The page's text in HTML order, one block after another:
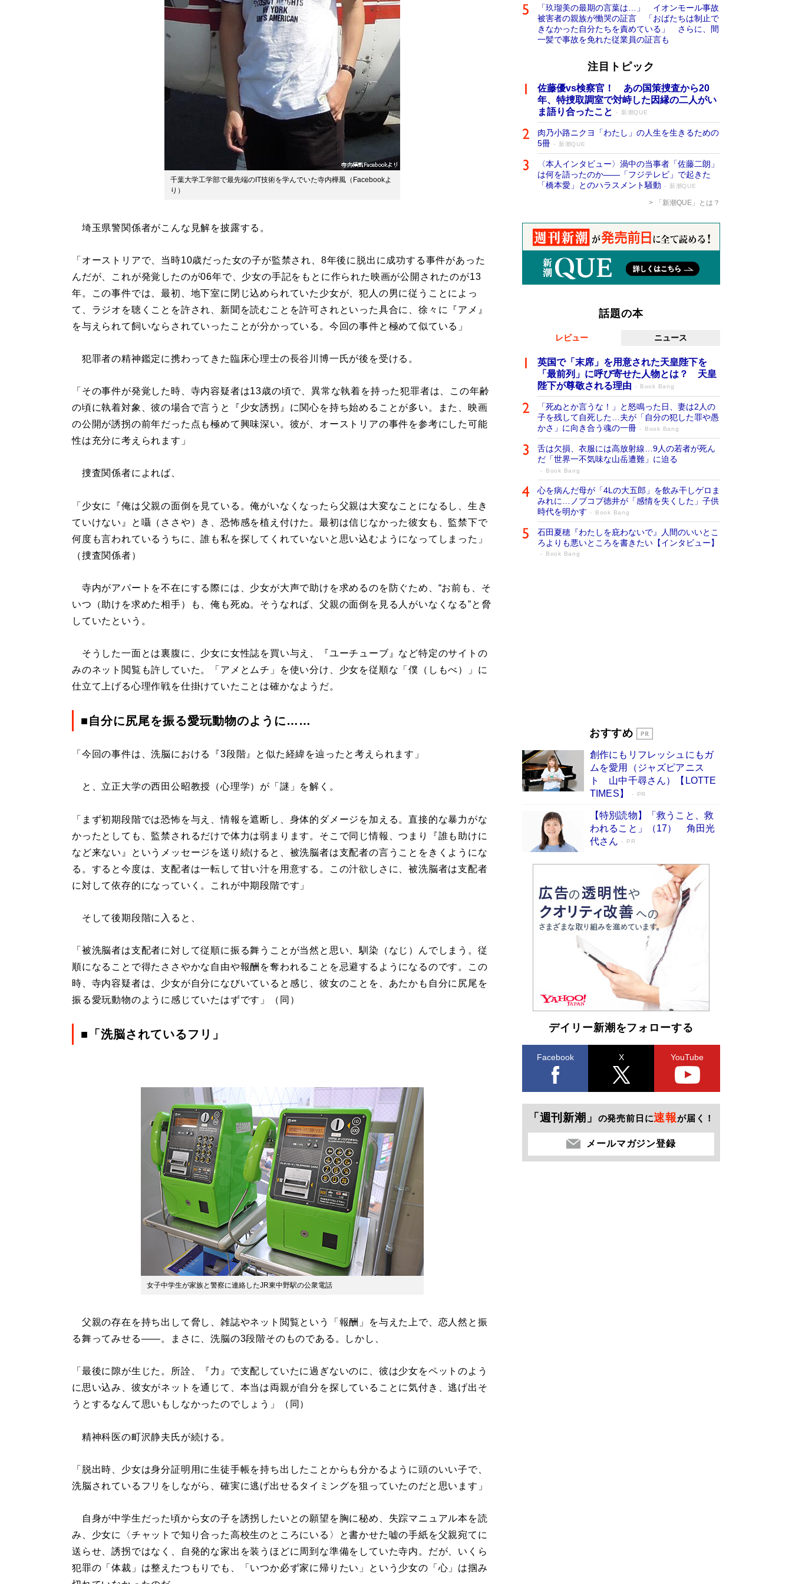
千葉大学工学部で最先端のIT技術を学んでいた寺内樺風（Facebookよ
り）
埼玉県警関係者がこんな見解を披露する。
「オーストリアで、当時10歳だった女の子が監禁され、8年後に脱出に成功する事件があった
んだが、これが発覚したのが06年で、少女の手記をもとに作られた映画が公開されたのが13
年。この事件では、最初、地下室に閉じ込められていた少女が、犯人の男に従うことによっ
て、ラジオを聴くことを許され、新聞を読むことを許可されといった具合に、徐々に『アメ』
を与えられて飼いならされていったことが分かっている。今回の事件と極めて似ている」
犯罪者の精神鑑定に携わってきた臨床心理士の長谷川博一氏が後を受ける。
「その事件が発覚した時、寺内容疑者は13歳の頃で、異常な執着を持った犯罪者は、この年齢
の頃に執着対象、彼の場合で言うと『少女誘拐』に関心を持ち始めることが多い。また、映画
の公開が誘拐の前年だった点も極めて興味深い。彼が、オーストリアの事件を参考にした可能
性は充分に考えられます」
捜査関係者によれば、
「少女に『俺は父親の面倒を見ている。俺がいなくなったら父親は大変なことになるし、生き
ていけない』と囁（ささや）き、恐怖感を植え付けた。最初は信じなかった彼女も、監禁下で
何度も言われているうちに、誰も私を探してくれていないと思い込むようになってしまった」
（捜査関係者）
寺内がアパートを不在にする際には、少女が大声で助けを求めるのを防ぐため、“お前も、そ
いつ（助けを求めた相手）も、俺も死ぬ。そうなれば、父親の面倒を見る人がいなくなる”と脅
していたという。
そうした一面とは裏腹に、少女に女性誌を買い与え、『ユーチューブ』など特定のサイトの
みのネット閲覧も許していた。「アメとムチ」を使い分け、少女を従順な「僕（しもべ）」に
仕立て上げる心理作戦を仕掛けていたことは確かなようだ。
■自分に尻尾を振る愛玩動物のように……
「今回の事件は、洗脳における『3段階』と似た経緯を辿ったと考えられます」
と、立正大学の西田公昭教授（心理学）が「謎」を解く。
「まず初期段階では恐怖を与え、情報を遮断し、身体的ダメージを加える。直接的な暴力がな
かったとしても、監禁されるだけで体力は弱まります。そこで同じ情報、つまり『誰も助けに
など来ない』というメッセージを送り続けると、被洗脳者は支配者の言うことをきくようにな
る。すると今度は、支配者は一転して甘い汁を用意する。この汁欲しさに、被洗脳者は支配者
に対して依存的になっていく。これが中期段階です」
そして後期段階に入ると、
「被洗脳者は支配者に対して従順に振る舞うことが当然と思い、馴染（なじ）んでしまう。従
順になることで得たささやかな自由や報酬を奪われることを忌避するようになるのです。この
時、寺内容疑者は、少女が自分になびいていると感じ、彼女のことを、あたかも自分に尻尾を
振る愛玩動物のように感じていたはずです」（同）
■「洗脳されているフリ」
女子中学生が家族と警察に連絡したJR東中野駅の公衆電話
父親の存在を持ち出して脅し、雑誌やネット閲覧という「報酬」を与えた上で、恋人然と振
る舞ってみせる――。まさに、洗脳の3段階そのものである。しかし、
「最後に隙が生じた。所詮、『力』で支配していたに過ぎないのに、彼は少女をペットのよう
に思い込み、彼女がネットを通じて、本当は両親が自分を探していることに気付き、逃げ出そ
うとするなんて思いもしなかったのでしょう」（同）
精神科医の町沢静夫氏が続ける。
「脱出時、少女は身分証明用に生徒手帳を持ち出したことからも分かるように頭のいい子で、
洗脳されているフリをしながら、確実に逃げ出せるタイミングを狙っていたのだと思います」
自身が中学生だった頃から女の子を誘拐したいとの願望を胸に秘め、失踪マニュアル本を読
み、少女に〈チャットで知り合った高校生のところにいる〉と書かせた嘘の手紙を父親宛てに
送らせ、誘拐ではなく、自発的な家出を装うほどに周到な準備をしていた寺内。だが、いくら
犯罪の「体裁」は整えたつもりでも、「いつか必ず家に帰りたい」という少女の「心」は掴み
「玖瑠美の最期の言葉は…」 イオンモール事故
被害者の親族が慟哭の証言 「おばたちは制止で
きなかった自分たちを責めている」 さらに、間
一髪で事故を免れた従業員の証言も
注目トピック
佐藤優vs検察官！ あの国策捜査から20
年、特捜取調室で対峙した因縁の二人がい
ま語り合ったこと
新潮QUE
肉乃小路ニクヨ「わたし」の人生を生きるための
5冊
新潮QUE
〈本人インタビュー〉渦中の当事者「佐藤二朗」
は何を語ったのか――「フジテレビ」で起きた
「橋本愛」とのハラスメント騒動
新潮QUE
「新潮QUE」とは？
話題の本
レビュー ニュース
英国で「末席」を用意された天皇陛下を
「最前列」に呼び寄せた人物とは？ 天皇
陛下が尊敬される理由
Book Bang
「死ぬとか言うな！」と怒鳴った日、妻は2人の
子を残して自死した…夫が「自分の犯した罪や愚
かさ」に向き合う魂の一冊
Book Bang
舌は欠損、衣服には高放射線…9人の若者が死ん
だ「世界一不気味な山岳遭難」に迫る
Book Bang
心を病んだ母が「4Lの大五郎」を飲み干しゲロま
みれに…ノブコブ徳井が「感情を失くした」子供
時代を明かす
Book Bang
石田夏穂『わたしを庇わないで』人間のいいとこ
ろよりも悪いところを書きたい【インタビュー】
Book Bang
和田秀樹の70代、80代向け新書がベスト3を独
占 上半期1位にも選出［新書ベストセラー］
Book Bang
おすすめ
創作にもリフレッシュにもガ
ムを愛用（ジャズピアニス
ト 山中千尋さん）【LOTTE
TIMES】
PR
【特別読物】「救うこと、救
われること」（17） 角田光
代さん
PR
デイリー新潮をフォローする
Facebook X YouTube
「週刊新潮」 の発売前日に速報が届く！
メールマガジン登録